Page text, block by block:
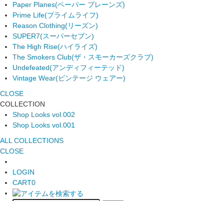
Paper Planes(ペーパー プレーンズ)
Prime Life(プライムライフ)
Reason Clothing(リーズン)
SUPER7(スーパーセブン)
The High Rise(ハイライズ)
The Smokers Club(ザ・スモーカーズクラブ)
Undefeated(アンディフィーテッド)
Vintage Wear(ビンテージ ウェアー)
CLOSE
COLLECTION
Shop Looks vol.002
Shop Looks vol.001
ALL COLLECTIONS
CLOSE
LOGIN
CART0